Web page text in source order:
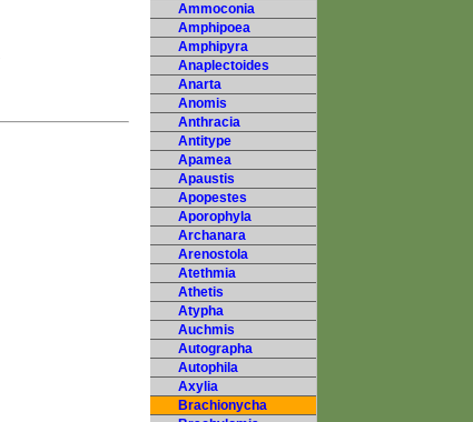
Ammoconia
Amphipoea
Amphipyra
Anaplectoides
Anarta
Anomis
Anthracia
Antitype
Apamea
Apaustis
Apopestes
Aporophyla
Archanara
Arenostola
Atethmia
Athetis
Atypha
Auchmis
Autographa
Autophila
Axylia
Brachionycha